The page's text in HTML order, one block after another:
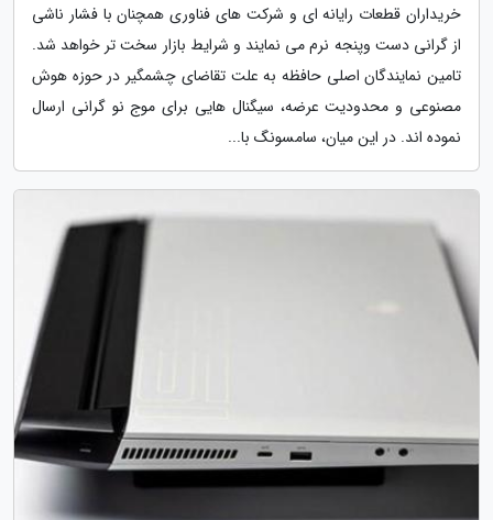
خریداران قطعات رایانه ای و شرکت های فناوری همچنان با فشار ناشی
از گرانی دست وپنجه نرم می نمایند و شرایط بازار سخت تر خواهد شد.
تامین نمایندگان اصلی حافظه به علت تقاضای چشمگیر در حوزه هوش
مصنوعی و محدودیت عرضه، سیگنال هایی برای موج نو گرانی ارسال
نموده اند. در این میان، سامسونگ با...